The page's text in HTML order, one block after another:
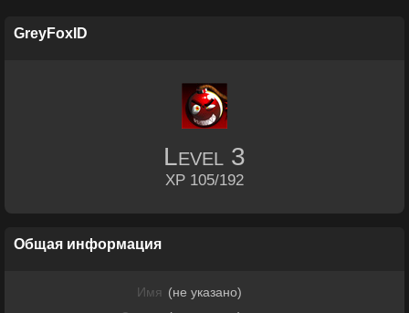
GreyFoxID
Level 3
XP 105/192
Общая информация
Имя (не указано)